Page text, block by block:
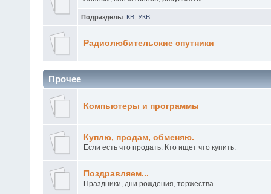
Подразделы: КВ УКВ
Радиолюбительские спутники
Прочее
Компьютеры и программы
Куплю, продам, обменяю.
Если есть что продать. Кто ищет что купить.
Поздравляем...
Праздники, дни рождения, торжества.